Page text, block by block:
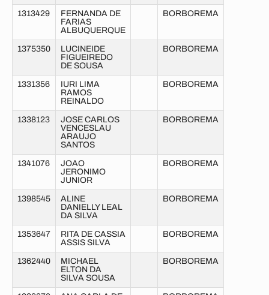
1313429
FERNANDA DE
FARIAS
ALBUQUERQUE
BORBOREMA
1375350
LUCINEIDE
FIGUEIREDO
DE SOUSA
BORBOREMA
1331356
IURI LIMA
RAMOS
REINALDO
BORBOREMA
1338123
JOSE CARLOS
VENCESLAU
ARAUJO
SANTOS
BORBOREMA
1341076
JOAO
JERONIMO
JUNIOR
BORBOREMA
1398545
ALINE
DANIELLY LEAL
DA SILVA
BORBOREMA
1353647
RITA DE CASSIA
ASSIS SILVA
BORBOREMA
1362440
MICHAEL
ELTON DA
SILVA SOUSA
BORBOREMA